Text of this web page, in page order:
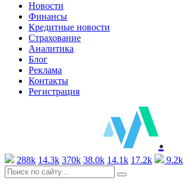
Новости
Финансы
Кредитные новости
Страхование
Аналитика
Блог
Реклама
Контакты
Регистрация
.
288k 14.3k 370k 38.0k 14.1k 17.2k 9.2k